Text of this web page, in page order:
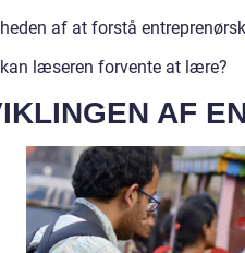
af at forstå
læseren forvente at lære?
AF